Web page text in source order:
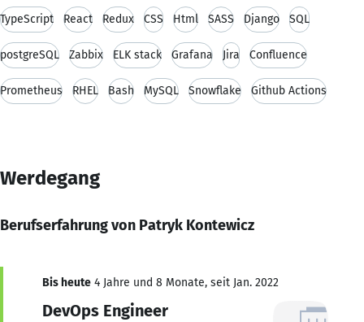
TypeScript React Redux CSS Html SASS Django SQL
postgreSQL Zabbix ELK stack Grafana Jira Confluence
Prometheus RHEL Bash MySQL Snowflake Github Actions
Werdegang
Berufserfahrung von Patryk Kontewicz
Bis heute 4 Jahre und 8 Monate, seit Jan. 2022
DevOps Engineer